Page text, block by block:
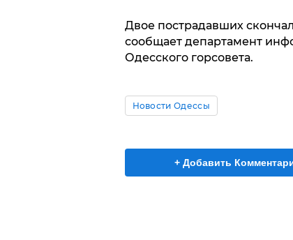
Двое пострадавших
сообщает департамент
Одесского горсовета.
Новости Одессы
+ Добавить